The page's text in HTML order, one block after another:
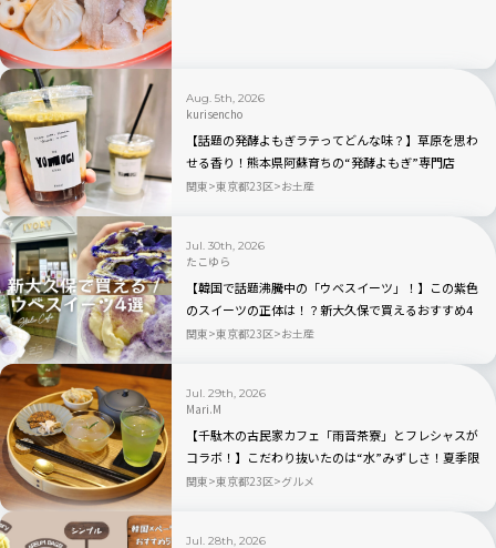
Aug. 5th, 2026
kurisencho
【話題の発酵よもぎラテってどんな味？】草原を思わ
せる香り！熊本県阿蘇育ちの“発酵よもぎ”専門店
「BETWEEN by THE YOMOGI STAND」渋谷にオープ
関東 東京都23区 お土産
Jul. 30th, 2026
たこゆら
【韓国で話題沸騰中の「ウベスイーツ」！】この紫色
のスイーツの正体は！？新大久保で買えるおすすめ4
選を実食レビュー
関東 東京都23区 お土産
Jul. 29th, 2026
Mari.M
【千駄木の古民家カフェ「雨音茶寮」とフレシャスが
コラボ！】こだわり抜いたのは“水”みずしさ！夏季限
定の冷茶と和菓子が登場
関東 東京都23区 グルメ
Jul. 28th, 2026